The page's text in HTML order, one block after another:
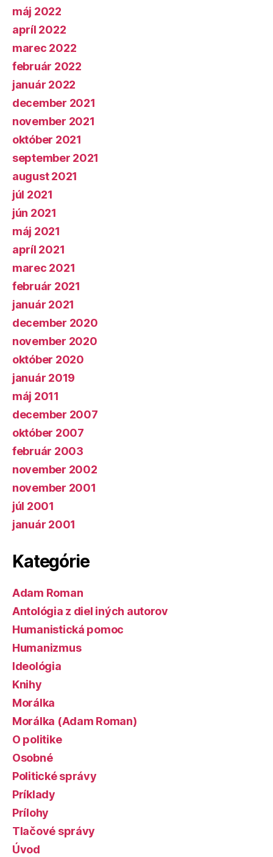
máj 2022
apríl 2022
marec 2022
február 2022
január 2022
december 2021
november 2021
október 2021
september 2021
august 2021
júl 2021
jún 2021
máj 2021
apríl 2021
marec 2021
február 2021
január 2021
december 2020
november 2020
október 2020
január 2019
máj 2011
december 2007
október 2007
február 2003
november 2002
november 2001
júl 2001
január 2001
Kategórie
Adam Roman
Antológia z diel iných autorov
Humanistická pomoc
Humanizmus
Ideológia
Knihy
Morálka
Morálka (Adam Roman)
O politike
Osobné
Politické správy
Príklady
Prílohy
Tlačové správy
Úvod